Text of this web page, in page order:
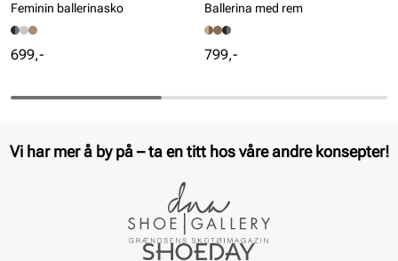
Feminin ballerinasko
Pris
699,-
Ballerina med rem
Pris
799,-
Vi har mer å by på – ta en titt hos våre andre konsepter!